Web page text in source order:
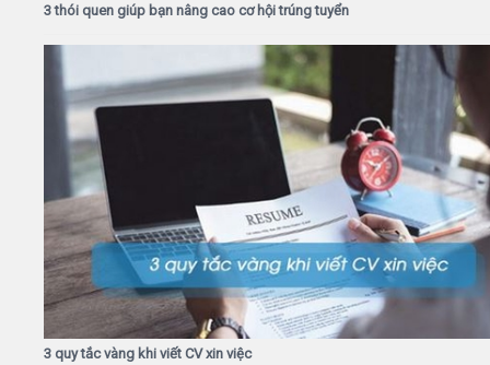
3 thói quen giúp bạn nâng cao cơ hội trúng tuyển
3 quy tắc vàng khi viết CV xin việc